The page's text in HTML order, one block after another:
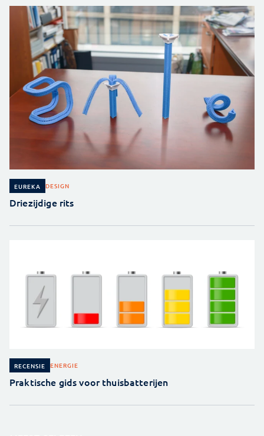
EUREKA DESIGN
Driezijdige rits
RECENSIE ENERGIE
Praktische gids voor thuisbatterijen